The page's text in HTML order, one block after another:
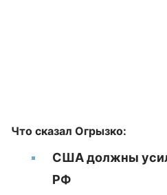
Что сказал Огрызко:
США должны
РФ